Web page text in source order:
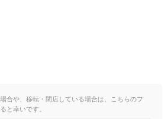
合や、移転・閉店している場合は、こちらのフ
と幸いです。